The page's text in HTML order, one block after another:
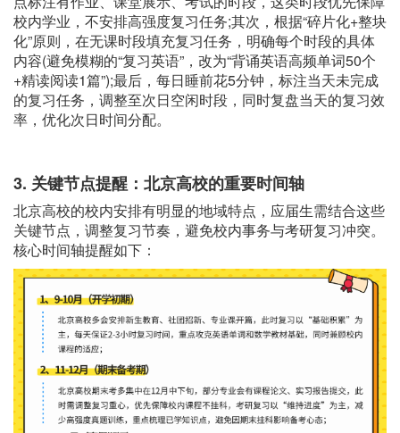
校内学业，不安排高强度复习任务;其次，根据“碎片化+整块
化”原则，在无课时段填充复习任务，明确每个时段的具体
内容(避免模糊的“复习英语”，改为“背诵英语高频单词50个
+精读阅读1篇”);最后，每日睡前花5分钟，标注当天未完成
的复习任务，调整至次日空闲时段，同时复盘当天的复习效
率，优化次日时间分配。
3. 关键节点提醒：北京高校的重要时间轴
北京高校的校内安排有明显的地域特点，应届生需结合这些
关键节点，调整复习节奏，避免校内事务与考研复习冲突。
核心时间轴提醒如下：